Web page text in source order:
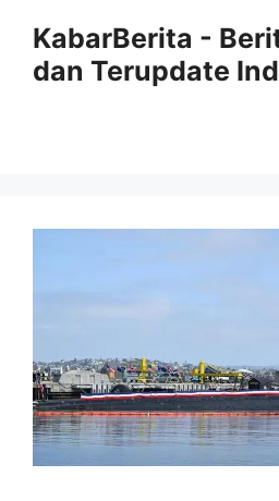
KabarBerita -
dan Terupdate